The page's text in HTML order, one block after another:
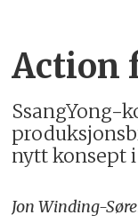
Action
SsangYong-
nytt konsept
Jon Winding-